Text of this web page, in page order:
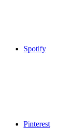
Spotify
Pinterest